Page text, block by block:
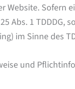
Website. Sofern
25 Abs. 1
im Sinne des
und